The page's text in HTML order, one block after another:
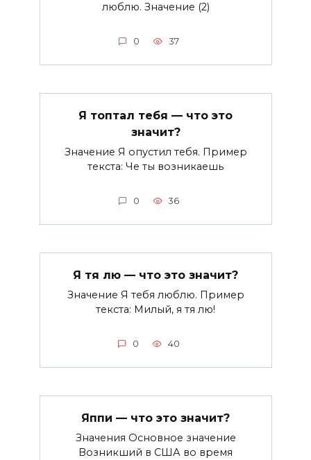
люблю. Значение (2)
0 37
Я топтал тебя — что это
значит?
Значение Я опустил тебя. Пример
текста: Че ты возникаешь
0 36
Я тя лю — что это значит?
Значение Я тебя люблю. Пример
текста: Милый, я тя лю!
0 40
Яппи — что это значит?
Значения Основное значение
Возникший в США во время